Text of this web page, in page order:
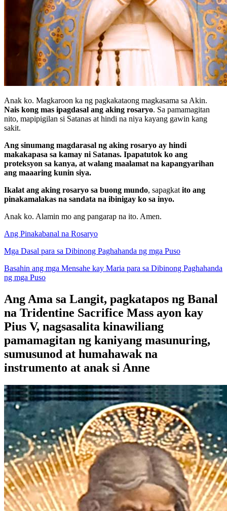
Anak ko. Magkaroon ka ng pagkakataong magkasama sa Akin.
Nais kong mas ipagdasal ang aking rosaryo. Sa pamamagitan
nito, mapipigilan si Satanas at hindi na niya kayang gawin kang
sakit.
Ang sinumang magdarasal ng aking rosaryo ay hindi
makakapasa sa kamay ni Satanas. Ipapatutok ko ang
proteksyon sa kanya, at walang maalamat na kapangyarihan
ang maaaring kunin siya.
Ikalat ang aking rosaryo sa buong mundo, sapagkat ito ang
pinakamalakas na sandata na ibinigay ko sa inyo.
Anak ko. Alamin mo ang pangarap na ito. Amen.
Ang Pinakabanal na Rosaryo
Mga Dasal para sa Dibinong Paghahanda ng mga Puso
Basahin ang mga Mensahe kay Maria para sa Dibinong Paghahanda
ng mga Puso
Ang Ama sa Langit, pagkatapos ng Banal
na Tridentine Sacrifice Mass ayon kay
Pius V, nagsasalita kinawiliang
pamamagitan ng kaniyang masunuring,
sumusunod at humahawak na
instrumento at anak si Anne